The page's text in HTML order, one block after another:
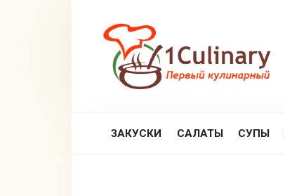
ЗАКУСКИ САЛАТЫ СУПЫ